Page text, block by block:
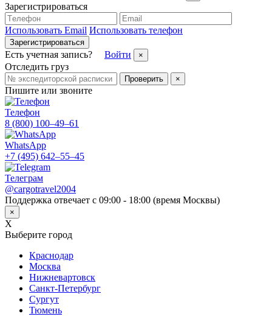
Зарегистрироваться
Использовать Email Использовать телефон
Зарегистрироваться
Есть учетная запись? Войти ×
Отследить груз
Проверить ×
Пишите или звоните
Телефон
8 (800) 100–49–61
WhatsApp
+7 (495) 642–55–45
Телеграм
@cargotravel2004
Поддержка отвечает с 09:00 - 18:00 (время Москвы)
×
X
Выберите город
Краснодар
Москва
Нижневартовск
Санкт-Петербург
Сургут
Тюмень